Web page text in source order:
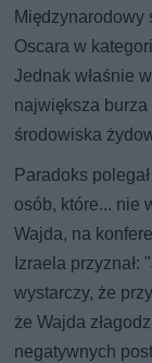
Międzynarodowy
Oscara w
Jednak właśnie
największa
środowiska
Paradoks
osób, które... nie
Wajda, na
Izraela przyznał:
wystarczy, że
że Wajda
negatywnych